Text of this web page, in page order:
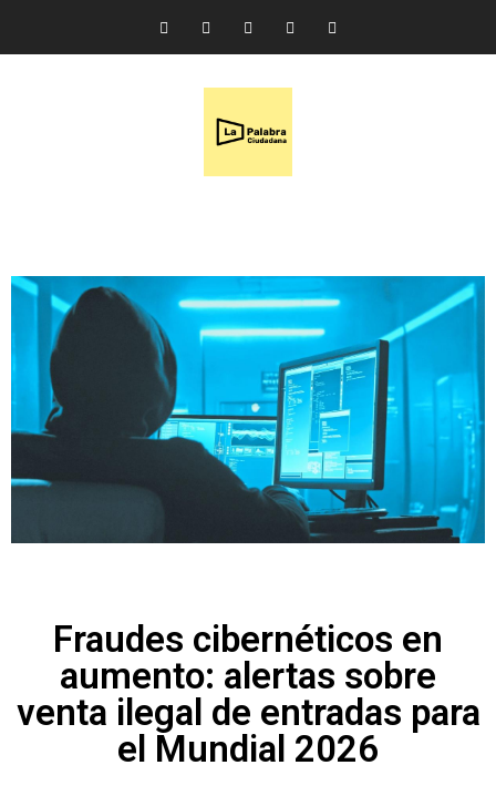
Fraudes cibernéticos en
aumento: alertas sobre
venta ilegal de entradas para
el Mundial 2026